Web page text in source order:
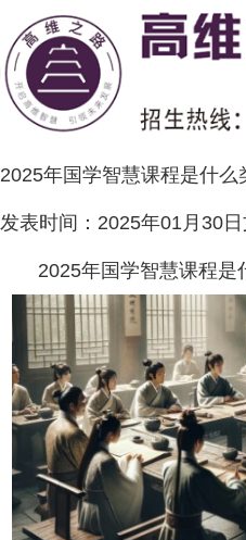
2025年国学智慧课程是什么
发表时间： 2025年01月30日
2025年国学智慧课程是